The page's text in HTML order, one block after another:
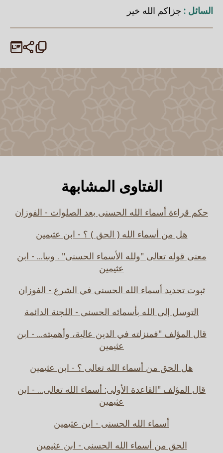
السائل : جزاكم الله خير
الفتاوى المشابهة
حكم قراءة أسماء الله الحسنى بعد الصلوات - الفوزان
هل من أسماء الله ( الحق ) ؟ - ابن عثيمين
معنى قوله تعالى "ولله الأسماء الحسنى" . وبيا... - ابن
عثيمين
ثبوت تحديد أسماء الله الحسنى في الشرع - الفوزان
التوسل إلى الله بأسمائه الحسنى - اللجنة الدائمة
قال المؤلف "فمنزلته في الدين عالية، وأهميته... - ابن
عثيمين
هل الحق من أسماء الله تعالى ؟ - ابن عثيمين
قال المؤلف "القاعدة الأولى: أسماء الله تعالى... - ابن
عثيمين
أسماء الله الحسنى - ابن عثيمين
الحق من أسماء الله الحسنى - ابن عثيمين